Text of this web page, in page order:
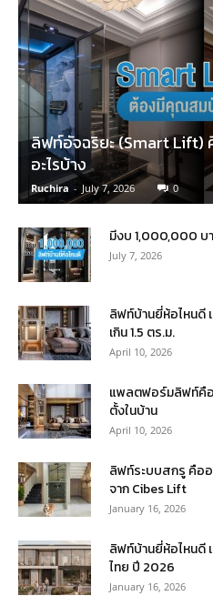
ลิฟท์อัจฉริยะ (Smart
อะไรบ้าง
Ruchira - July 7, 2026 0
มีงบ 1,000,000 บ
July 7, 2026
ลิฟท์บ้านยี่ห้อไหนดี
เกิน 1.5 ตร.ม.
April 10, 2026
แพลตฟอร์มลิฟท์คือ
ตั้งในบ้าน
April 10, 2026
ลิฟท์ระบบสกรู คืออ
จาก Cibes Lift
January 16, 2026
ลิฟท์บ้านยี่ห้อไหนดี
ไทย ปี 2026
January 16, 2026